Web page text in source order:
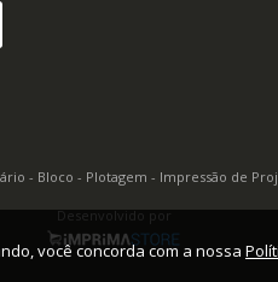
- Bloco - Plotagem - Impressão de
Desenvolvido por
você concorda com a nossa